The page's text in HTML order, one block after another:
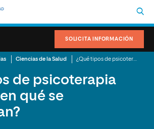
SOLICITA INFORMACIÓN
Ciencias de la Salud
de psicoterapia
qué se